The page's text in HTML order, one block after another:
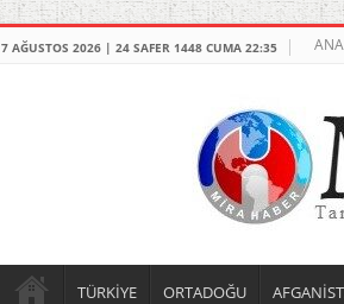
7 AĞUSTOS 2026 | 24 SAFER 1448 CUMA 22:35
TÜRKİYE ORTADOĞU